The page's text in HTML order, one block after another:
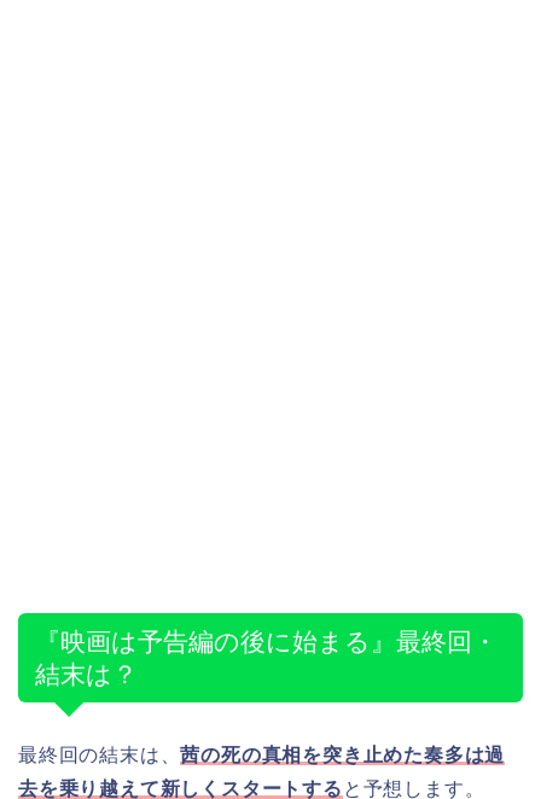
『映画は予告編の後に始まる』最終回・
結末は？
最終回の結末は、茜の死の真相を突き止めた奏多は過
去を乗り越えて新しくスタートする と予想します。